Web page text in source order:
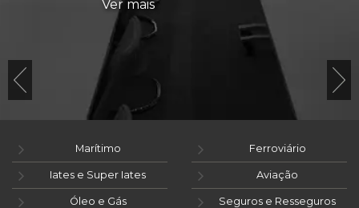
Ver mais
Marítimo
Iates e Super Iates
Óleo e Gás
Ferroviário
Aviação
Seguros e Resseguros